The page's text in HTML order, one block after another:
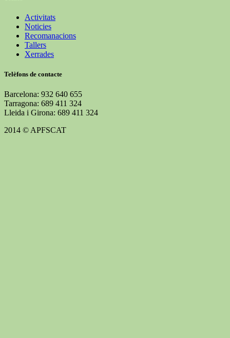
Activitats
Noticies
Recomanacions
Tallers
Xerrades
Telèfons de contacte
Barcelona: 932 640 655
Tarragona: 689 411 324
Lleida i Girona: 689 411 324
2014 © APFSCAT